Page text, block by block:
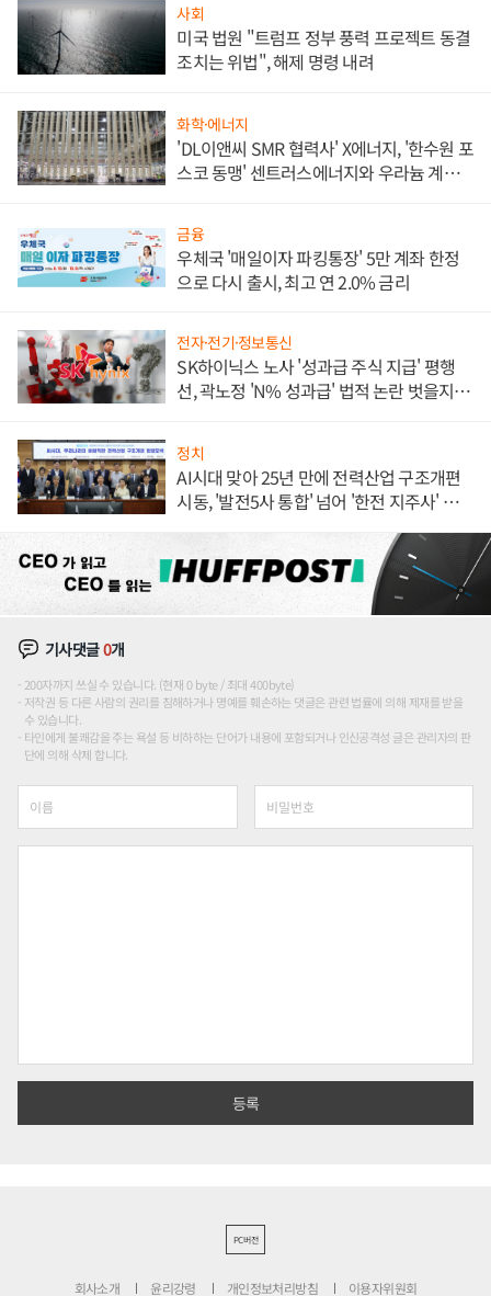
사회
미국 법원 "트럼프 정부 풍력 프로젝트 동결
조치는 위법", 해제 명령 내려
화학·에너지
'DL이앤씨 SMR 협력사' X에너지, '한수원 포
스코 동맹' 센트러스에너지와 우라늄 계약
금융
우체국 '매일이자 파킹통장' 5만 계좌 한정
으로 다시 출시, 최고 연 2.0% 금리
전자·전기·정보통신
SK하이닉스 노사 '성과급 주식 지급' 평행
선, 곽노정 'N% 성과급' 법적 논란 벗을지 주
정치
AI시대 맞아 25년 만에 전력산업 구조개편
시동, '발전5사 통합' 넘어 '한전 지주사' 재편
기사댓글0개
200자까지 쓰실 수 있습니다. (현재 0 byte / 최대 400byte)
저작권 등 다른 사람의 권리를 침해하거나 명예를 훼손하는 댓글은 관련 법률에 의해 제재를 받을
수 있습니다.
타인에게 불쾌감을 주는 욕설 등 비하하는 단어가 내용에 포함되거나 인신공격성 글은 관리자의 판
단에 의해 삭제 합니다.
PC버전
회사소개 윤리강령 개인정보처리방침 이용자위원회